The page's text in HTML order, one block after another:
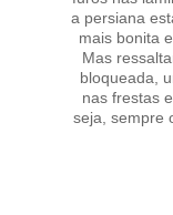
a persiana
mais bonita
Mas
bloqueada,
nas frestas
seja, sempre